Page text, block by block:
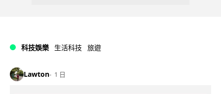
科技娛樂 生活科技 旅遊
Lawton 1 日